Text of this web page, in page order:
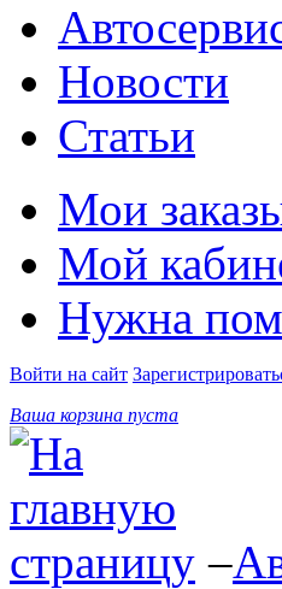
Новости
Статьи
Мои
Мой
Нужна
Войти на сайт
Ваша корзина пуста
–